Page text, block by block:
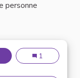
personne
Vélo
1